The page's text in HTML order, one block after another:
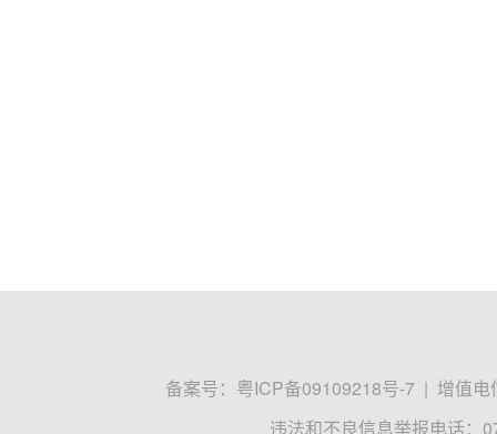
备案号： 粤ICP备09109218号-7 | 增值电
违法和不良信息举报电话：